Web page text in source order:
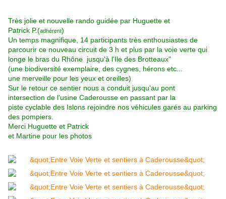
Très jolie et nouvelle rando guidée par Huguette et
Patrick P.(adhérent)
Un temps magnifique, 14 participants très enthousiastes de
parcourir ce nouveau circuit de 3 h et plus par la voie verte qui
longe le bras du Rhône jusqu'à l'Ile des Brotteaux"
(une biodiversité exemplaire, des cygnes, hérons etc...
une merveille pour les yeux et oreilles)
Sur le retour ce sentier nous a conduit jusqu'au pont
intersection de l'usine Caderousse en passant par la
piste cyclable des Islons rejoindre nos véhicules garés au parking
des pompiers.
Merci Huguette et Patrick
et Martine pour les photos